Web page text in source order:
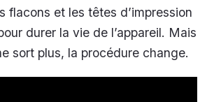
flacons et les têtes d’impression
durer la vie de l’appareil. Mais
sort plus, la procédure change.